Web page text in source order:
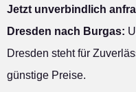
Jetzt unverbindlich
Dresden nach Burgas:
Dresden steht für
günstige Preise.